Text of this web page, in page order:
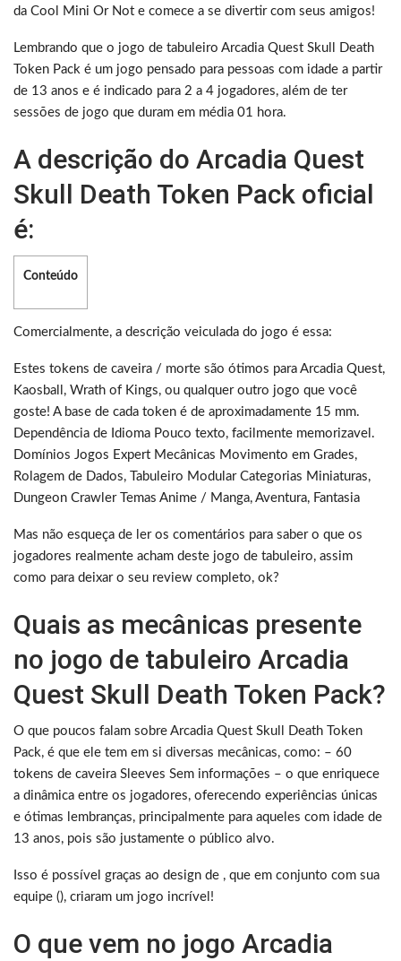
da Cool Mini Or Not e comece a se divertir com seus amigos!
Lembrando que o jogo de tabuleiro Arcadia Quest Skull Death
Token Pack é um jogo pensado para pessoas com idade a partir
de 13 anos e é indicado para 2 a 4 jogadores, além de ter
sessões de jogo que duram em média 01 hora.
A descrição do Arcadia Quest
Skull Death Token Pack oficial
é:
Conteúdo
Comercialmente, a descrição veiculada do jogo é essa:
Estes tokens de caveira / morte são ótimos para Arcadia Quest,
Kaosball, Wrath of Kings, ou qualquer outro jogo que você
goste! A base de cada token é de aproximadamente 15 mm.
Dependência de Idioma Pouco texto, facilmente memorizavel.
Domínios Jogos Expert Mecânicas Movimento em Grades,
Rolagem de Dados, Tabuleiro Modular Categorias Miniaturas,
Dungeon Crawler Temas Anime / Manga, Aventura, Fantasia
Mas não esqueça de ler os comentários para saber o que os
jogadores realmente acham deste jogo de tabuleiro, assim
como para deixar o seu review completo, ok?
Quais as mecânicas presente
no jogo de tabuleiro Arcadia
Quest Skull Death Token Pack?
O que poucos falam sobre Arcadia Quest Skull Death Token
Pack, é que ele tem em si diversas mecânicas, como: – 60
tokens de caveira Sleeves Sem informações – o que enriquece
a dinâmica entre os jogadores, oferecendo experiências únicas
e ótimas lembranças, principalmente para aqueles com idade de
13 anos, pois são justamente o público alvo.
Isso é possível graças ao design de , que em conjunto com sua
equipe (), criaram um jogo incrível!
O que vem no jogo Arcadia